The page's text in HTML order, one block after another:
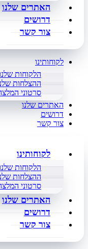
האתרים שלנו
דרושים
צור קשר
לקוחותינו
הלקוחות
ההצלחות
סרטוני
האתרים שלנו
דרושים
צור קשר
לקוחותינו
הלקוחות
ההצלחות
סרטוני
האתרים שלנו
דרושים
צור קשר